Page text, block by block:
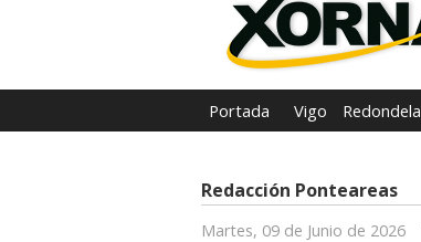
Portada Vigo Redondela
Redacción Ponteareas
Martes, 09 de Junio de 2026